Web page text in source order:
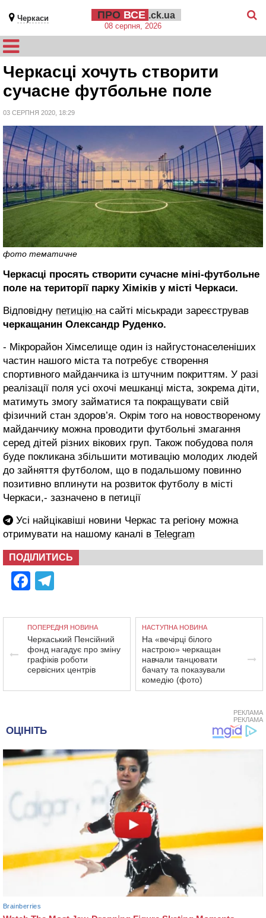
Черкаси ПРО ВСЕ .ck.ua
08 серпня, 2026
Черкасці хочуть створити
сучасне футбольне поле
03 СЕРПНЯ 2020, 18:29
фото тематичне
Черкасці просять створити сучасне міні-футбольне
поле на території парку Хіміків у місті Черкаси.
Відповідну петицію на сайті міськради зареєстрував
черкащанин Олександр Руденко.
- Мікрорайон Хімселище один із найгустонаселеніших
частин нашого міста та потребує створення
спортивного майданчика із штучним покриттям. У разі
реалізації поля усі охочі мешканці міста, зокрема діти,
матимуть змогу займатися та покращувати свій
фізичний стан здоров’я. Окрім того на новоствореному
майданчику можна проводити футбольні змагання
серед дітей різних вікових груп. Також побудова поля
буде покликана збільшити мотивацію молодих людей
до зайняття футболом, що в подальшому повинно
позитивно вплинути на розвиток футболу в місті
Черкаси,- зазначено в петиції
Усі найцікавіші новини Черкас та регіону можна
отримувати на нашому каналі в Telegram
ПОДІЛИТИСЬ
Facebook
ПОПЕРЕДНЯ НОВИНА
Черкаський Пенсійний
фонд нагадує про зміну
графіків роботи
сервісних центрів
НАСТУПНА НОВИНА
На «вечірці білого
настрою» черкащан
навчали танцювати
бачату та показували
комедію (фото)
РЕКЛАМА
РЕКЛАМА